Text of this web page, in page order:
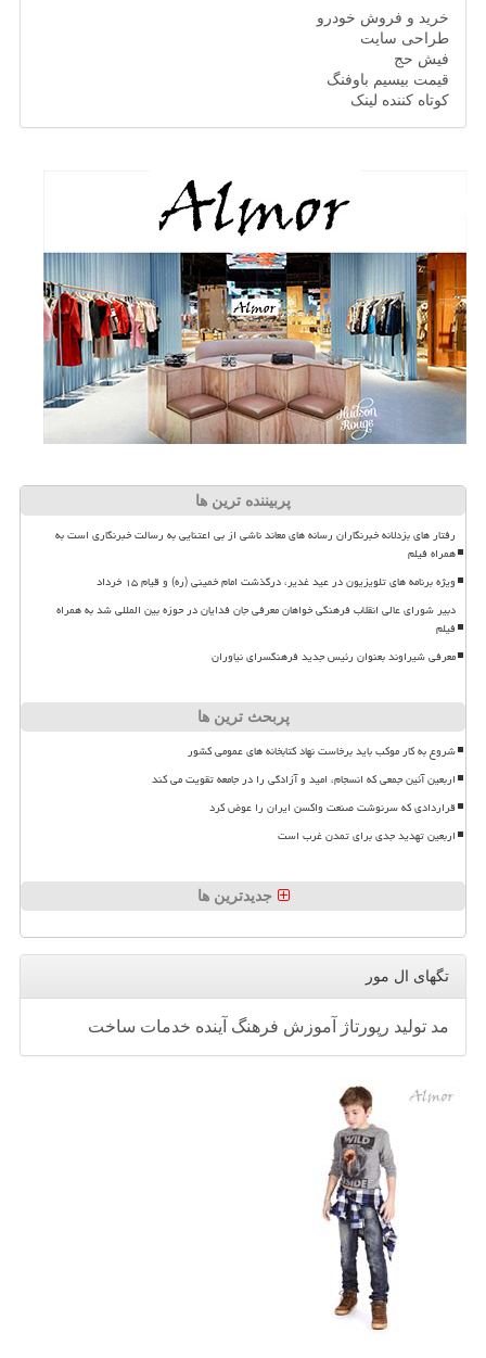
خرید و فروش خودرو
طراحی سایت
فیش حج
قیمت بیسیم باوفنگ
کوتاه کننده لینک
پربیننده ترین ها
رفتار های بزدلانه خبرنگاران رسانه های معاند ناشی از بی اعتنایی به رسالت خبرنگاری است به
همراه فیلم
ویژه برنامه های تلویزیون در عید غدیر، درگذشت امام خمینی (ره) و قیام ۱۵ خرداد
دبیر شورای عالی انقلاب فرهنگی خواهان معرفی جان فدایان در حوزه بین المللی شد به همراه
فیلم
معرفی شیراوند بعنوان رئیس جدید فرهنگسرای نیاوران
پربحث ترین ها
شروع به کار موکب باید برخاست نهاد کتابخانه های عمومی کشور
اربعین آئین جمعی که انسجام، امید و آزادگی را در جامعه تقویت می کند
قراردادی که سرنوشت صنعت واکسن ایران را عوض کرد
اربعین تهدید جدی برای تمدن غرب است
جدیدترین ها
تگهای ال مور
مد تولید رپورتاژ آموزش فرهنگ آینده خدمات ساخت